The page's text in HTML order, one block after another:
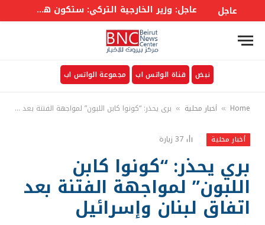
عاجل عاجل: وزير الخارجية التركي: ستكون هناك لجنة وزارية في إطار الاتفاق على غرار حلف الأطلسي إلى جانب أمانة عامة
نبض قناة الواتس اب مجموعة الواتس اب
Home
» أخبار محلية » بري يحذر: “كونوا كابن اللبون” لمواجهة الفتنة بعد اتفاق لبنان وإسرائيل
أخبار محلية 37 زيارة
بري يحذر: “كونوا كابن
اللبون” لمواجهة الفتنة بعد
اتفاق لبنان وإسرائيل